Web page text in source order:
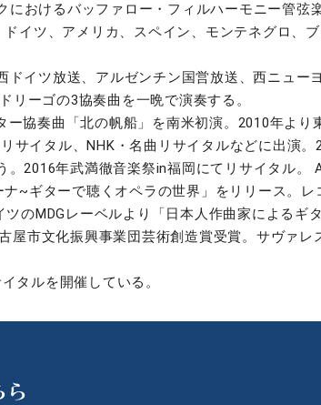
おけるバッファロー・フィルハーモニー管弦
イツ、アメリカ、スペイン、モンテネグロ、ブ
ドイツ放送、アルゼンチン国営放送、西ニュー
ーゴの3協奏曲を一晩で演奏する。
協奏曲「北の帆船」を南米初演。2010年より
サイタル、NHK・名曲リサイタルなどに出演。
2016年武満徹音楽祭in福岡にてリサイタル。
~ギターで聴くオペラの世界」をリリース。レ
のMDGレーベルより「日本人作曲家によるギ
屋市文化振興事業団芸術創造賞受賞。サヴァレ
タルを開催している。
ら